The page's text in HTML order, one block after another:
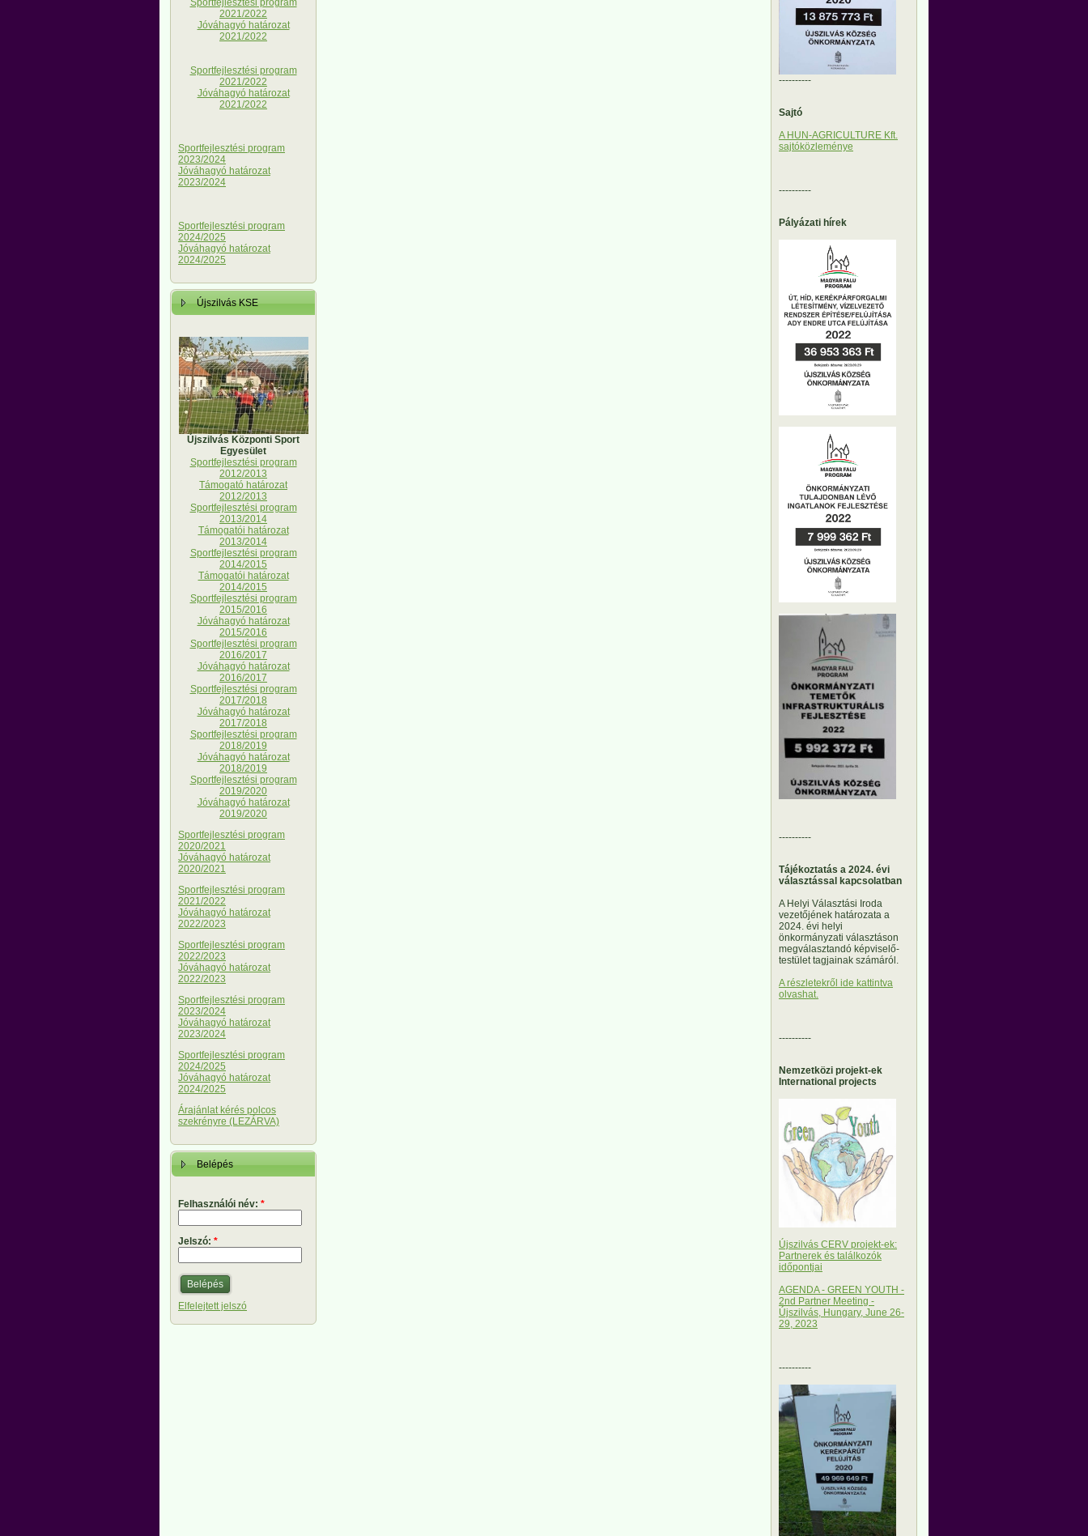
Sportfejlesztési program
2021/2022
Jóváhagyó határozat
2021/2022
Sportfejlesztési program
2021/2022
Jóváhagyó határozat
2021/2022
Sportfejlesztési program
2023/2024
Jóváhagyó határozat
2023/2024
Sportfejlesztési program
2024/2025
Jóváhagyó határozat
2024/2025
Újszilvás KSE
Újszilvás Központi Sport
Egyesület
Sportfejlesztési program
2012/2013
Támogató határozat
2012/2013
Sportfejlesztési program
2013/2014
Támogatói határozat
2013/2014
Sportfejlesztési program
2014/2015
Támogatói határozat
2014/2015
Sportfejlesztési program
2015/2016
Jóváhagyó határozat
2015/2016
Sportfejlesztési program
2016/2017
Jóváhagyó határozat
2016/2017
Sportfejlesztési program
2017/2018
Jóváhagyó határozat
2017/2018
Sportfejlesztési program
2018/2019
Jóváhagyó határozat
2018/2019
Sportfejlesztési program
2019/2020
Jóváhagyó határozat
2019/2020
Sportfejlesztési program
2020/2021
Jóváhagyó határozat
2020/2021
Sportfejlesztési program
2021/2022
Jóváhagyó határozat
2022/2023
Sportfejlesztési program
2022/2023
Jóváhagyó határozat
2022/2023
Sportfejlesztési program
2023/2024
Jóváhagyó határozat
2023/2024
Sportfejlesztési program
2024/2025
Jóváhagyó határozat
2024/2025
Árajánlat kérés polcos
szekrényre (LEZÁRVA)
Belépés
Felhasználói név: *
Jelszó: *
Elfelejtett jelszó
----------
Sajtó
A HUN-AGRICULTURE Kft.
sajtóközleménye
----------
Pályázati hírek
----------
Tájékoztatás a 2024. évi
választással kapcsolatban
A Helyi Választási Iroda
vezetőjének határozata a
2024. évi helyi
önkormányzati választáson
megválasztandó képviselő-
testület tagjainak számáról.
A részletekről ide kattintva
olvashat.
----------
Nemzetközi projekt-ek
International projects
Újszilvás CERV projekt-ek:
Partnerek és találkozók
időpontjai
AGENDA - GREEN YOUTH -
2nd Partner Meeting -
Újszilvás, Hungary, June 26-
29, 2023
----------